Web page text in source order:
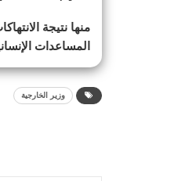
منها نتيجة
المساعدات
وزير الخارجية